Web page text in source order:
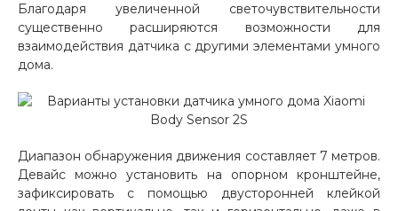
Подробнее
25
Остались вопросы?
8 800 302-02-51
Благодаря увеличенной светочувствительности
существенно расширяются возможности для
взаимодействия датчика с другими элементами умного
дома.
Диапазон обнаружения движения составляет 7 метров.
Девайс можно установить на опорном кронштейне,
зафиксировать с помощью двусторонней клейкой